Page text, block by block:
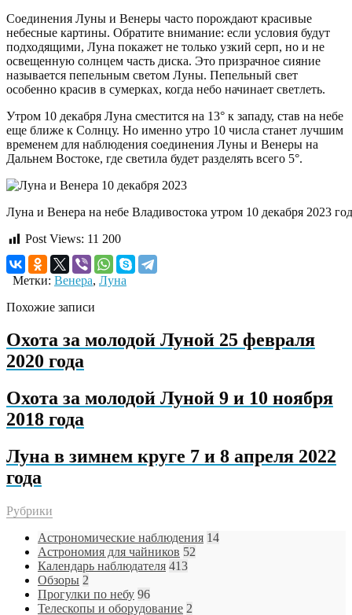
Соединения Луны и Венеры часто порождают красивые
небесные картины. Обратите внимание: если условия будут
подходящими, Луна покажет не только узкий серп, но и не
освещенную солнцем часть диска. Это призрачное сияние
называется пепельным светом Луны. Пепельный свет
особенно красив в сумерках, когда небо начинает светлеть.
Утром 10 декабря Луна сместится на 13° к западу, став на небе
еще ближе к Солнцу. Но именно утро 10 числа станет лучшим
временем для наблюдения соединения Луны и Венеры на
Дальнем Востоке, где светила будет разделять всего 5°.
Луна и Венера на небе Владивостока утром 10 декабря 2023
Post Views: 11 200
Метки: Венера, Луна
Похожие записи
Охота за молодой Луной 25 февраля
2020 года
Охота за молодой Луной 9 и 10 ноября
2018 года
Луна в зимнем круге 7 и 8 апреля 2022
года
Рубрики
Астрономические наблюдения 14
Астрономия для чайников 52
Календарь наблюдателя 413
Обзоры 2
Прогулки по небу 96
Телескопы и оборудование 2